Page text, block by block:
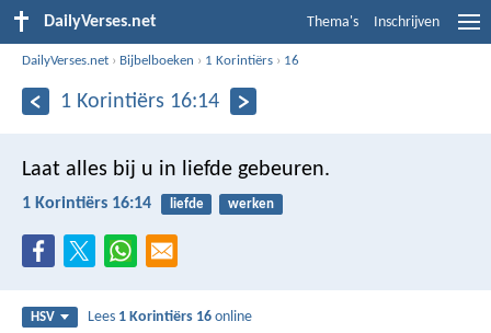
DailyVerses.net Thema's Inschrijven
DailyVerses.net › Bijbelboeken › 1 Korintiërs › 16
1 Korintiërs 16:14
Laat alles bij u in liefde gebeuren.
1 Korintiërs 16:14 liefde werken
HSV Lees 1 Korintiërs 16 online